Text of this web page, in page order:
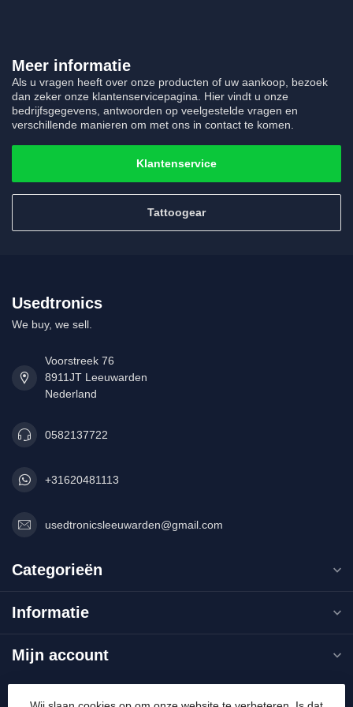
Meer informatie
Als u vragen heeft over onze producten of uw aankoop, bezoek
dan zeker onze klantenservicepagina. Hier vindt u onze
bedrijfsgegevens, antwoorden op veelgestelde vragen en
verschillende manieren om met ons in contact te komen.
Klantenservice
Tattoogear
Usedtronics
We buy, we sell.
Voorstreek 76
8911JT Leeuwarden
Nederland
0582137722
+31620481113
usedtronicsleeuwarden@gmail.com
Categorieën
Informatie
Mijn account